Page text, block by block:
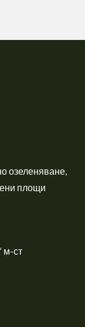
озеленяване,
площи
м-ст